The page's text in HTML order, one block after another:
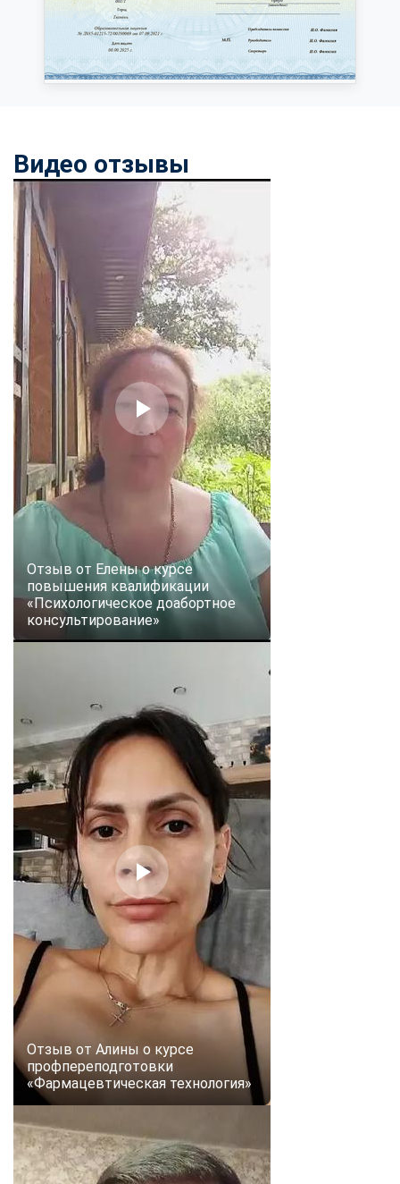
Видео отзывы
Отзыв от Елены о курсе
повышения квалификации
«Психологическое доабортное
консультирование»
Отзыв от Алины о курсе
профпереподготовки
«Фармацевтическая технология»